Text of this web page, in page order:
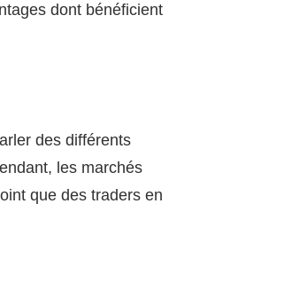
dont bénéficient
des différents
les marchés
que des traders en